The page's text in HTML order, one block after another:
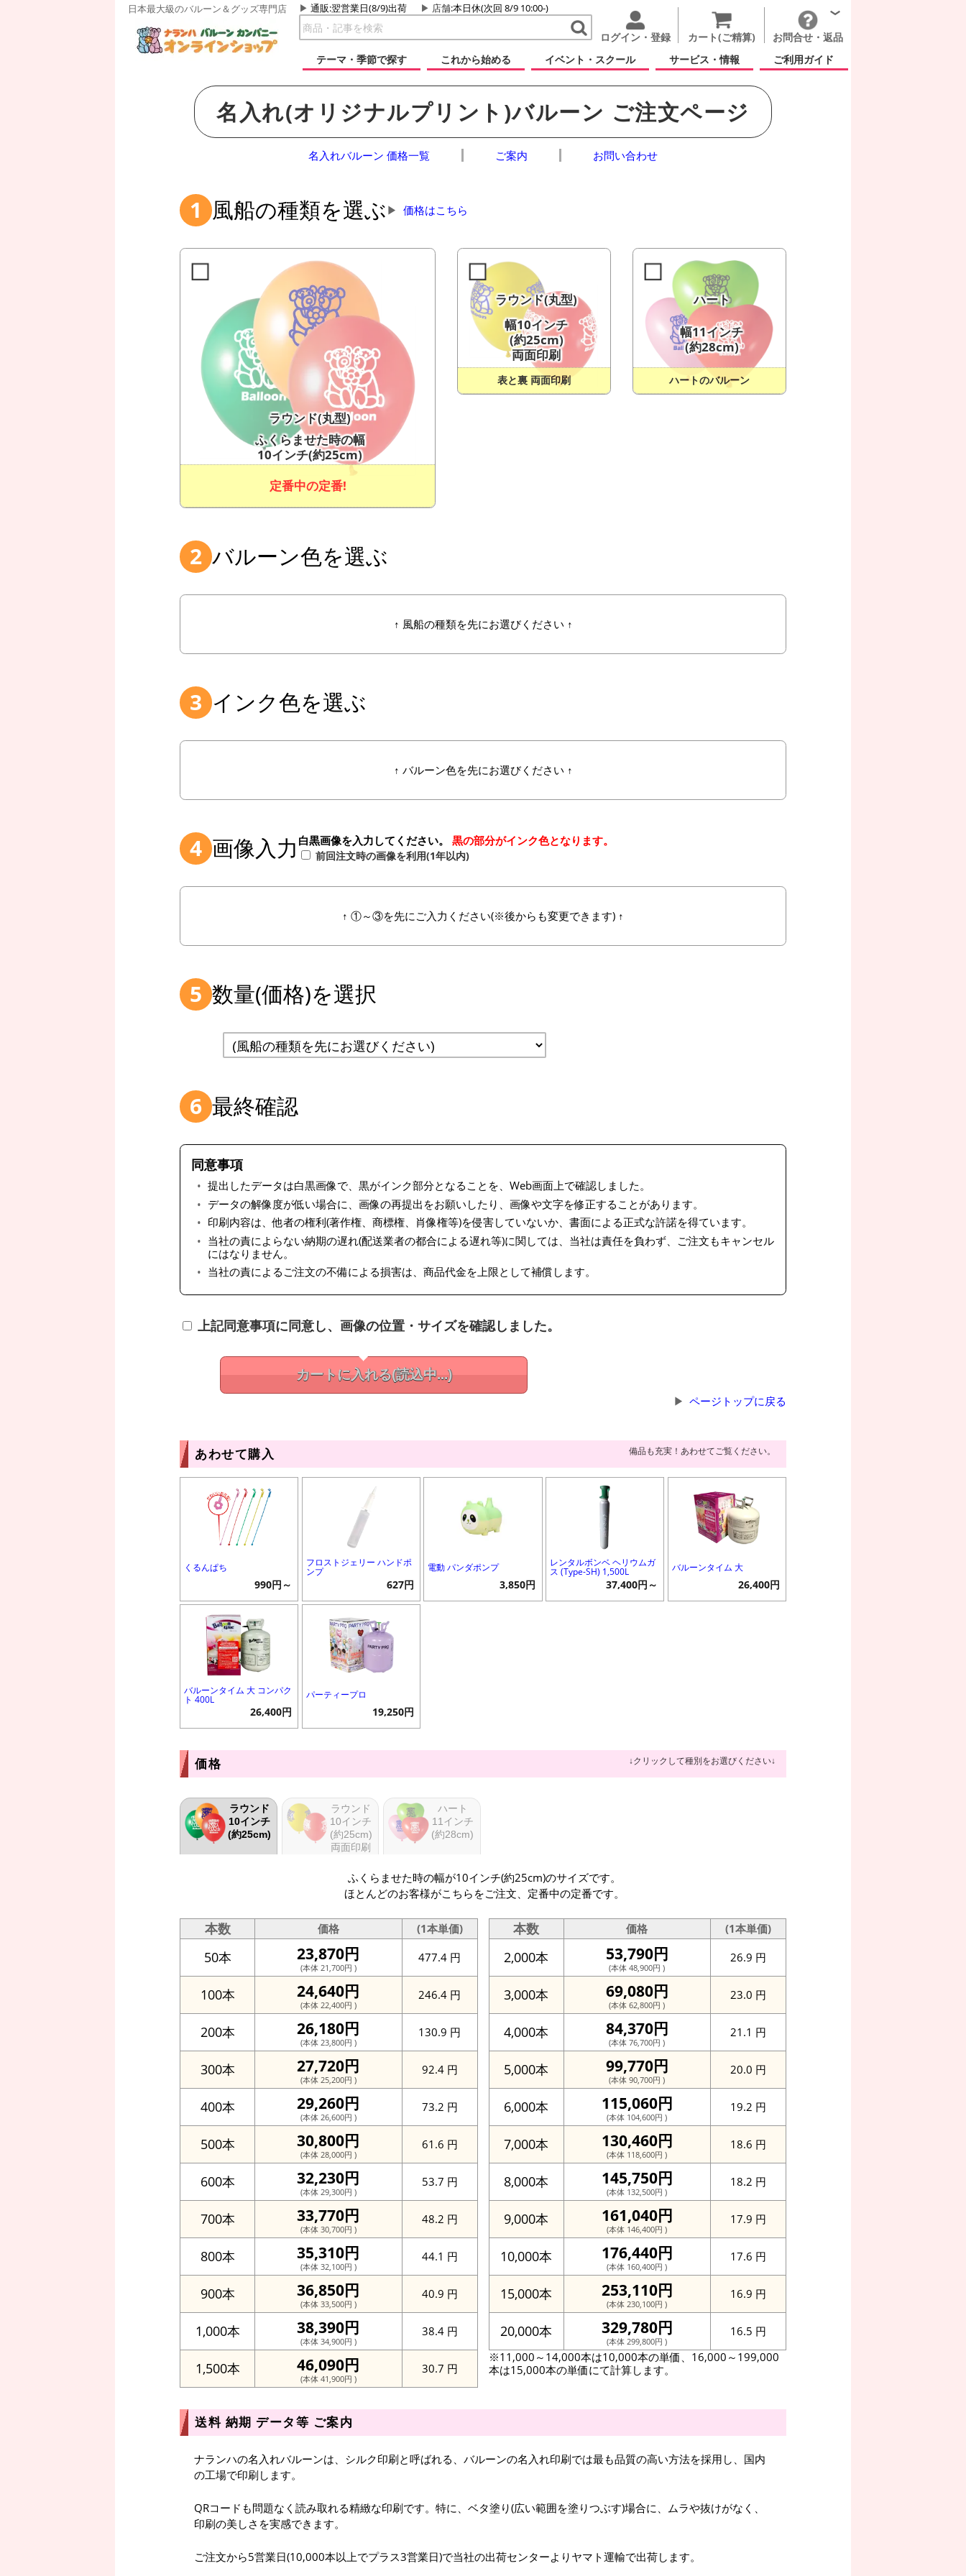
日本最大級のバルーン＆グッズ専門店 通販:翌営業日(8/9)出荷 店舗:本日休(次回 8/9 10:00-)
ログイン・登録 カート(ご精算)
お問合せ・返品
テーマ・季節で探す
これから始める イベント・スクール サービス・情報 ご利用ガイド
名入れ(オリジナルプリント)バルーン ご注文ページ
名入れバルーン 価格一覧 ご案内 お問い合わせ
1 風船の種類を選ぶ 価格はこちら
ラウンド(丸型)
ふくらませた時の幅
10インチ(約25cm)
定番中の定番!
ラウンド(丸型)
幅10インチ
(約25cm)
両面印刷
表と裏 両面印刷
ハート
幅11インチ
(約28cm)
ハートのバルーン
2 バルーン色を選ぶ
↑ 風船の種類を先にお選びください ↑
3 インク色を選ぶ
↑ バルーン色を先にお選びください ↑
4 画像入力 白黒画像を入力してください。 黒の部分がインク色となります。
前回注文時の画像を利用(1年以内)
↑ ①～③を先にご入力ください(※後からも変更できます) ↑
5 数量(価格)を選択
6 最終確認
同意事項
提出したデータは白黒画像で、黒がインク部分となることを、Web画面上で確認しました。
データの解像度が低い場合に、画像の再提出をお願いしたり、画像や文字を修正することがあります。
印刷内容は、他者の権利(著作権、商標権、肖像権等)を侵害していないか、書面による正式な許諾を得ています。
当社の責によらない納期の遅れ(配送業者の都合による遅れ等)に関しては、当社は責任を負わず、ご注文もキャンセル
にはなりません。
当社の責によるご注文の不備による損害は、商品代金を上限として補償します。
上記同意事項に同意し、画像の位置・サイズを確認しました。
カートに入れる(読込中...)
ページトップに戻る
あわせて購入 備品も充実！あわせてご覧ください。
くるんぱち
990円～
フロストジェリー ハンドポ
ンプ
627円
電動 パンダポンプ
3,850円
レンタルボンベ ヘリウムガ
ス (Type-SH) 1,500L
37,400円～
バルーンタイム 大
26,400円
バルーンタイム 大 コンパク
ト 400L
26,400円
パーティープロ
19,250円
価格 ↓クリックして種別をお選びください↓
ラウンド
10インチ
(約25cm)
ラウンド
10インチ
(約25cm)
両面印刷
ハート
11インチ
(約28cm)
ふくらませた時の幅が10インチ(約25cm)のサイズです。
ほとんどのお客様がこちらをご注文、定番中の定番です。
本数 価格 (1本単価)
50本 23,870円
(本体 21,700円 )
477.4 円
100本 24,640円
(本体 22,400円 )
246.4 円
200本 26,180円
(本体 23,800円 )
130.9 円
300本 27,720円
(本体 25,200円 )
92.4 円
400本 29,260円
(本体 26,600円 )
73.2 円
500本 30,800円
(本体 28,000円 )
61.6 円
600本 32,230円
(本体 29,300円 )
53.7 円
700本 33,770円
(本体 30,700円 )
48.2 円
800本 35,310円
(本体 32,100円 )
44.1 円
900本 36,850円
(本体 33,500円 )
40.9 円
1,000本 38,390円
(本体 34,900円 )
38.4 円
1,500本 46,090円
(本体 41,900円 )
30.7 円
本数 価格 (1本単価)
2,000本 53,790円
(本体 48,900円 )
26.9 円
3,000本 69,080円
(本体 62,800円 )
23.0 円
4,000本 84,370円
(本体 76,700円 )
21.1 円
5,000本 99,770円
(本体 90,700円 )
20.0 円
6,000本 115,060円
(本体 104,600円 )
19.2 円
7,000本 130,460円
(本体 118,600円 )
18.6 円
8,000本 145,750円
(本体 132,500円 )
18.2 円
9,000本 161,040円
(本体 146,400円 )
17.9 円
10,000本 176,440円
(本体 160,400円 )
17.6 円
15,000本 253,110円
(本体 230,100円 )
16.9 円
20,000本 329,780円
(本体 299,800円 )
16.5 円
※11,000～14,000本は10,000本の単価、16,000～199,000
本は15,000本の単価にて計算します。
送料 納期 データ等 ご案内
ナランハの名入れバルーンは、シルク印刷と呼ばれる、バルーンの名入れ印刷では最も品質の高い方法を採用し、国内
の工場で印刷します。
QRコードも問題なく読み取れる精緻な印刷です。特に、ベタ塗り(広い範囲を塗りつぶす)場合に、ムラや抜けがなく、
印刷の美しさを実感できます。
ご注文から5営業日(10,000本以上でプラス3営業日)で当社の出荷センターよりヤマト運輸で出荷します。